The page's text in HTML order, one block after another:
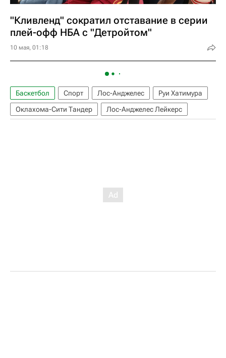
"Кливленд" сократил отставание в серии
плей-офф НБА с "Детройтом"
10 мая, 01:18
Баскетбол Спорт Лос-Анджелес
Руи Хатимура
Оклахома-Сити Тандер
Лос-Анджелес Лейкерс